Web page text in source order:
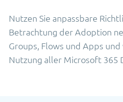
Nutzen Sie anpassbare
Betrachtung der Adoption
Groups, Flows und Apps
Nutzung aller Microsoft 365